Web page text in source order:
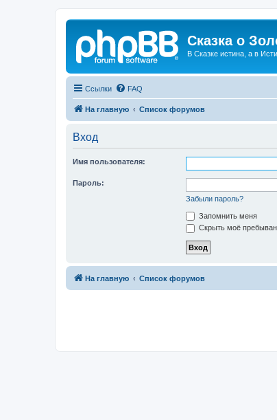
Сказка о
В Сказке истина, а в
Ссылки FAQ
На главную Список форумов
Вход
Имя пользователя:
Пароль:
Забыли пароль?
Запомнить меня
Скрыть моё
На главную Список форумов